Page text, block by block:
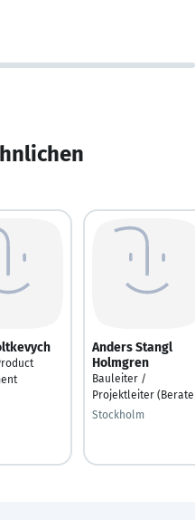
Anders Stangl
Holmgren
Bauleiter /
Projektleiter
Stockholm